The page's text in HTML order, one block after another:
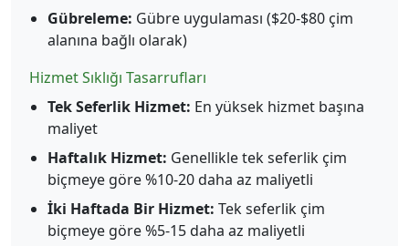
Gübreleme: Gübre uygulaması ($20-$80 çim
alanına bağlı olarak)
Hizmet Sıklığı Tasarrufları
Tek Seferlik Hizmet: En yüksek hizmet başına
maliyet
Haftalık Hizmet: Genellikle tek seferlik çim
biçmeye göre %10-20 daha az maliyetli
İki Haftada Bir Hizmet: Tek seferlik çim
biçmeye göre %5-15 daha az maliyetli